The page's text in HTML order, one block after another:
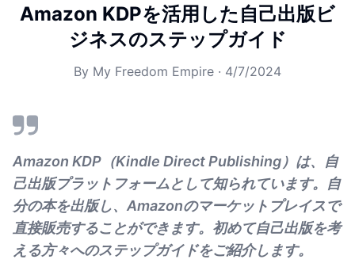
Amazon KDPを活用した自己出版ビ
ジネスのステップガイド
By My Freedom Empire · 4/7/2024
Amazon KDP（Kindle Direct Publishing）は、自
己出版プラットフォームとして知られています。自
分の本を出版し、Amazonのマーケットプレイスで
直接販売することができます。初めて自己出版を考
える方々へのステップガイドをご紹介します。